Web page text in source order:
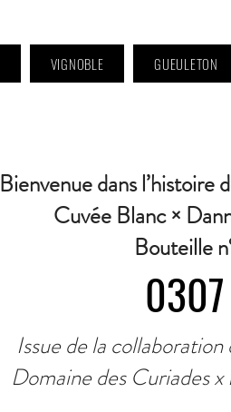
VIGNOBLE GUEULETON
Bienvenue dans l’histoire
Cuvée Blanc ×
Bouteille
0307
Issue de la
Domaine des Curiades